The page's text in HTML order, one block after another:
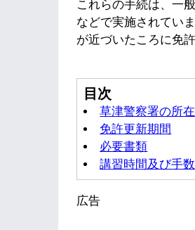
これらの手続は、一
などで実施されてい
が近づいたころに免
目次
草津警察署の所
免許更新期間
必要書類
講習時間及び手
広告